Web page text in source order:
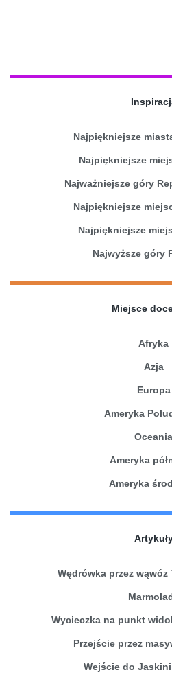
Najpiękniejsze
Najpiękniejsze
Najważniejsze góry
Najpiękniejsze
Najpiękniejsze
Najwyższe góry
Miejsce
Afryka
Azja
Europa
Ameryka
Oceania
Ameryka
Ameryka
Wędrówka przez wąwóz
Wycieczka na punkt
Przejście przez
Wejście do